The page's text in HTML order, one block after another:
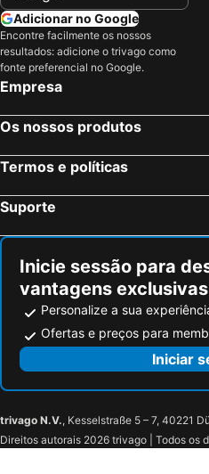
Adicionar no Google
Encontre facilmente os nossos
resultados: adicione o trivago como
fonte preferencial no Google.
Empresa
Os nossos produtos
Termos e políticas
Suporte
Inicie sessão para
vantagens
Personalize a sua
Ofertas e preços para
Iniciar
trivago N.V., Kesselstraße 5 – 7, 40221
Direitos autorais 2026 trivago | Todos os